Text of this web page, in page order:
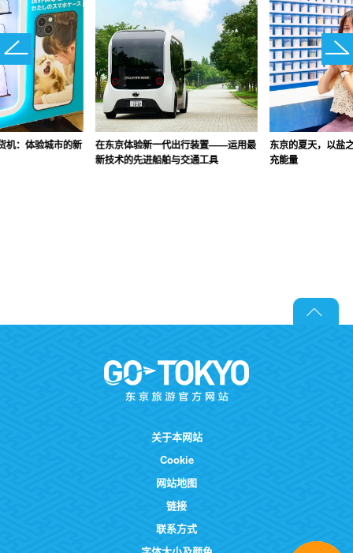
机：体验城市的新
在东京体验新一代出行装置——运用最
新技术的先进船舶与交通工具
东京的夏天，以盐
充能量
关于本网站
Cookie
网站地图
链接
联系方式